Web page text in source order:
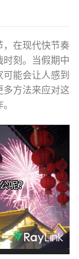
，在现代快节奏
时刻。当假期中
能会让人感到
多方法来应对这